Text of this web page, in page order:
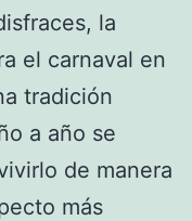
la
el carnaval en
tradición
a año se
de manera
más